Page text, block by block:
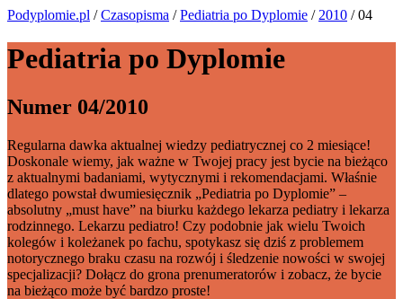
Podyplomie.pl /Czasopisma /Pediatria po Dyplomie / 2010 / 04
Pediatria po Dyplomie
Numer 04/2010
Regularna dawka aktualnej wiedzy pediatrycznej co 2 miesiące!
Doskonale wiemy, jak ważne w Twojej pracy jest bycie na bieżąco
z aktualnymi badaniami, wytycznymi i rekomendacjami. Właśnie
dlatego powstał dwumiesięcznik „Pediatria po Dyplomie” –
absolutny „must have” na biurku każdego lekarza pediatry i lekarza
rodzinnego. Lekarzu pediatro! Czy podobnie jak wielu Twoich
kolegów i koleżanek po fachu, spotykasz się dziś z problemem
notorycznego braku czasu na rozwój i śledzenie nowości w swojej
specjalizacji? Dołącz do grona prenumeratorów i zobacz, że bycie
na bieżąco może być bardzo proste!